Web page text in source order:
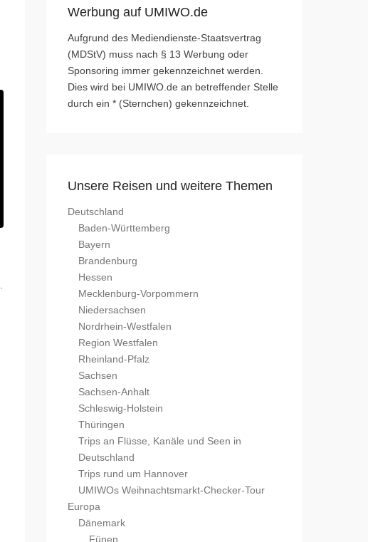
Werbung auf UMIWO.de
Aufgrund des Mediendienste-Staatsvertrag
(MDStV) muss nach § 13 Werbung oder
Sponsoring immer gekennzeichnet werden.
Dies wird bei UMIWO.de an betreffender Stelle
durch ein * (Sternchen) gekennzeichnet.
Unsere Reisen und weitere Themen
Deutschland
Baden-Württemberg
Bayern
Brandenburg
Hessen
Mecklenburg-Vorpommern
Niedersachsen
Nordrhein-Westfalen
Region Westfalen
Rheinland-Pfalz
Sachsen
Sachsen-Anhalt
Schleswig-Holstein
Thüringen
Trips an Flüsse, Kanäle und Seen in
Deutschland
Trips rund um Hannover
UMIWOs Weihnachtsmarkt-Checker-Tour
Europa
Dänemark
Fünen